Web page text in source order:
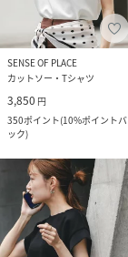
SENSE OF PLACE
カットソー・Tシャツ
3,850 円
350ポイント(10%ポイントバ
ック)